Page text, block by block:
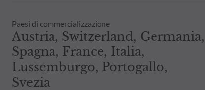
Paesi di commercializzazione
Austria, Switzerland, Germania,
Spagna, France, Italia,
Lussemburgo, Portogallo,
Svezia